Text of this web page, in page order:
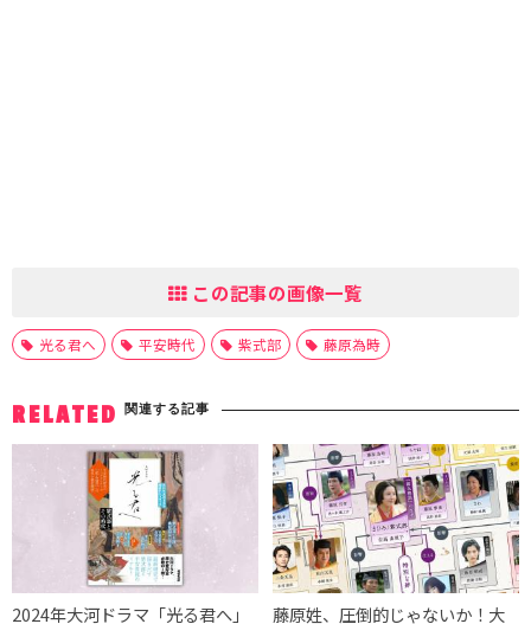
この記事の画像一覧
光る君へ 平安時代 紫式部 藤原為時
RELATED 関連する記事
2024年大河ドラマ「光る君へ」
藤原姓、圧倒的じゃないか！大